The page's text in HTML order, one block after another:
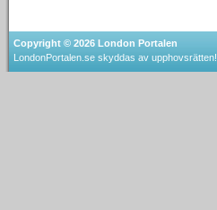
Copyright © 2026 London Portalen
LondonPortalen.se skyddas av upphovsrätten!